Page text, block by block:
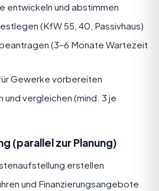
entwickeln und abstimmen
(KfW 55, 40, Passivhaus)
(3–6 Monate Wartezeit
Gewerke vorbereiten
vergleichen (mind. 3 je
(parallel zur Planung)
erstellen
und Finanzierungsangebote